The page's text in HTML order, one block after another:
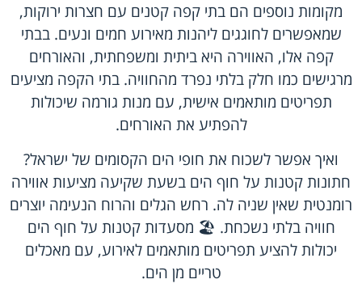
מקומות נוספים הם בתי קפה קטנים עם חצרות ירוקות,
שמאפשרים לחוגגים ליהנות מאירוע חמים ונעים. בבתי
קפה אלו, האווירה היא ביתית ומשפחתית, והאורחים
מרגישים כמו חלק בלתי נפרד מהחוויה. בתי הקפה מציעים
תפריטים מותאמים אישית, עם מנות גורמה שיכולות
להפתיע את האורחים.
ואיך אפשר לשכוח את חופי הים הקסומים של ישראל?
חתונות קטנות על חוף הים בשעת שקיעה מציעות אווירה
רומנטית שאין שניה לה. רחש הגלים והרוח הנעימה יוצרים
חוויה בלתי נשכחת. 🏖️ מסעדות קטנות על חוף הים
יכולות להציע תפריטים מותאמים לאירוע, עם מאכלים
טריים מן הים.